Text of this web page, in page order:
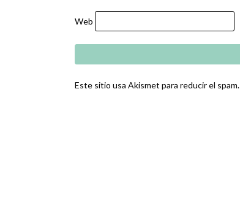
Web
Este sitio usa Akismet para reducir el spam.